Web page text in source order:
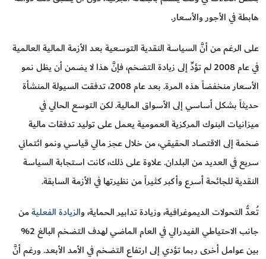
هابطة في الأجور والأسعار.
على الرغم من أنَّ السياسة النقدية التوسعية بعد الأزمة المالية العالمية
في عام 2008 لم تؤدِّ إلى زيادة التضخم، فإنَّ هذا لا يضمن أن يظل نمو
الأسعار منخفضاً هذه المرة. بعد عام 2008، تدفقت السيولة المنشأة
حديثاً بشكل أساسي إلى الأسواق المالية. لكن التوسع الحالي في
ميزانيات البنوك المركزية العمومية يعمل على توليد تدفقات مالية
ضخمة إلى الاقتصاد الحقيقي، من خلال عجز مالي قياسي ونمو ائتماني
سريع في العديد من البلدان. علاوة على ذلك، كانت استجابة السياسة
النقدية للجائحة أسرع وأكبر كثيراً من نظيرتها في الأزمة السابقة.
تُـعدُّ التحولات الديموغرافية، وزيادة تدابير الحماية، والزيادة الفعليةمن
جانب الاحتياطي الفيدرالي في العام الماضي لهدف التضخم البالغ 2%
بين عوامل أخرى ربما تؤدي إلى ارتفاع التضخم في الأمد الأبعد. ورغم أنَّ